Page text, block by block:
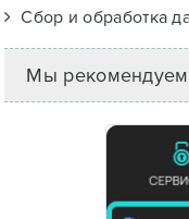
Сбор и обработка
Мы